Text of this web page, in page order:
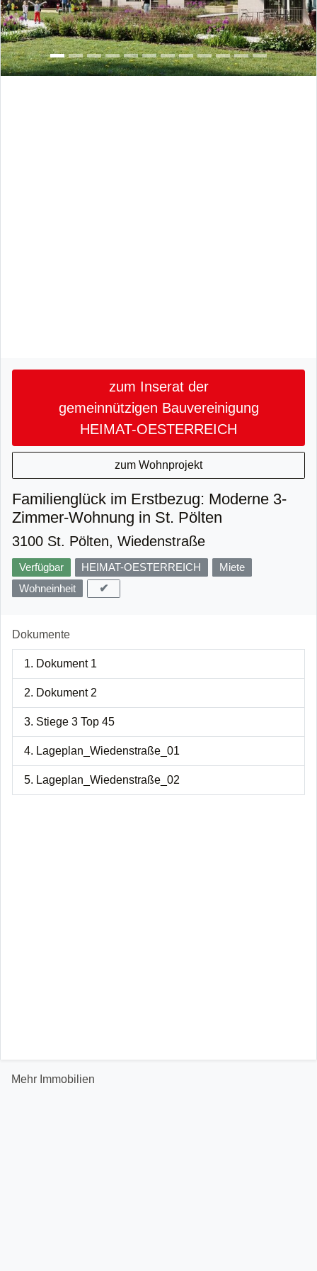
zum Inserat der
gemeinnützigen Bauvereinigung
HEIMAT-OESTERREICH
zum Wohnprojekt
Familienglück im Erstbezug: Moderne 3-
Zimmer-Wohnung in St. Pölten
3100 St. Pölten, Wiedenstraße
Verfügbar HEIMAT-OESTERREICH
Miete
Wohneinheit
✔
Dokumente
1. Dokument 1
2. Dokument 2
3. Stiege 3 Top 45
4. Lageplan_Wiedenstraße_01
5. Lageplan_Wiedenstraße_02
Mehr Immobilien